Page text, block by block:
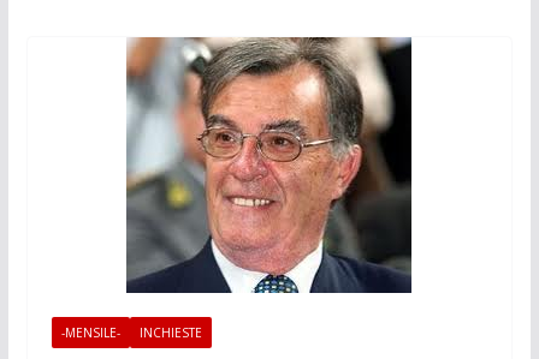
-MENSILE- INCHIESTE